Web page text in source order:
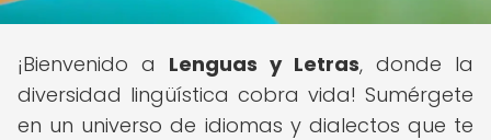
¡Bienvenido a Lenguas y Letras, donde la
diversidad lingüística cobra vida! Sumérgete
en un universo de idiomas y dialectos que te